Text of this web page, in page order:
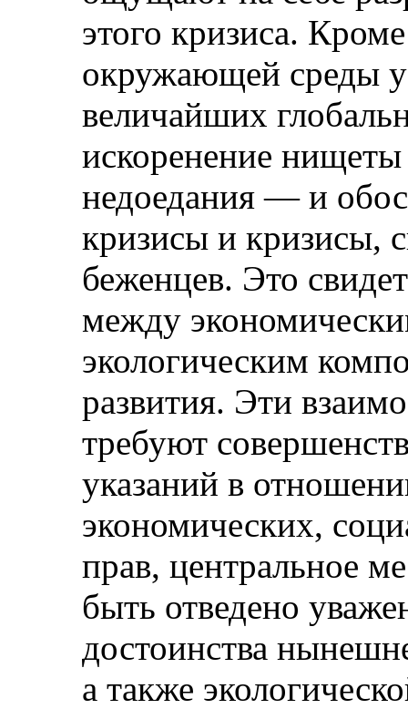
этого кризиса.
окружающей среды
величайших
искоренение
недоедания — и
кризисы и кризисы,
беженцев. Это
между
экологическим
развития. Эти
требуют
указаний в
экономических,
прав, центральное
быть отведено
достоинства
а также